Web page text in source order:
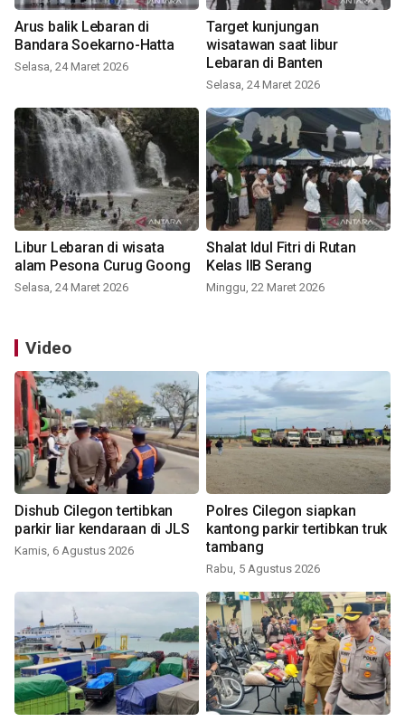
Arus balik Lebaran di
Bandara Soekarno-Hatta
Selasa, 24 Maret 2026
Target kunjungan
wisatawan saat libur
Lebaran di Banten
Selasa, 24 Maret 2026
Libur Lebaran di wisata
alam Pesona Curug Goong
Selasa, 24 Maret 2026
Shalat Idul Fitri di Rutan
Kelas IIB Serang
Minggu, 22 Maret 2026
Video
Dishub Cilegon tertibkan
parkir liar kendaraan di JLS
Kamis, 6 Agustus 2026
Polres Cilegon siapkan
kantong parkir tertibkan truk
tambang
Rabu, 5 Agustus 2026